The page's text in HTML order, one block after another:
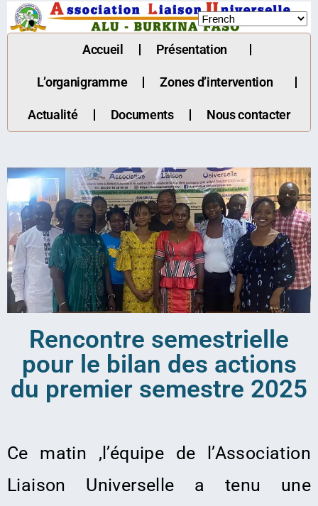
Accueil Présentation
L’organigramme Zones d’intervention
Actualité Documents Nous contacter
Rencontre semestrielle
pour le bilan des actions
du premier semestre 2025
Ce matin ,l’équipe de l’Association
Liaison Universelle a tenu une